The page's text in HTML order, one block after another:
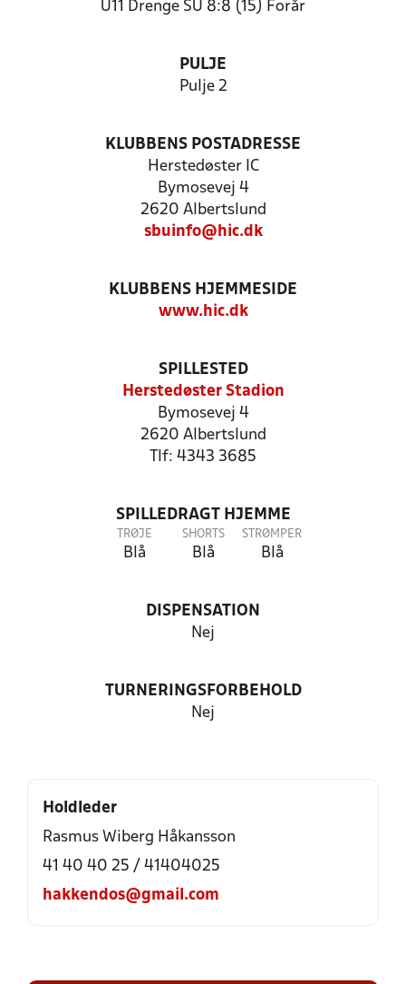
U11 Drenge SU 8:8 (15) Forår
PULJE
Pulje 2
KLUBBENS POSTADRESSE
Herstedøster IC
Bymosevej 4
2620 Albertslund
sbuinfo@hic.dk
KLUBBENS HJEMMESIDE
www.hic.dk
SPILLESTED
Herstedøster Stadion
Bymosevej 4
2620 Albertslund
Tlf: 4343 3685
SPILLEDRAGT HJEMME
TRØJE
Blå
SHORTS
Blå
STRØMPER
Blå
DISPENSATION
Nej
TURNERINGSFORBEHOLD
Nej
Holdleder
Rasmus Wiberg Håkansson
41 40 40 25 / 41404025
hakkendos@gmail.com